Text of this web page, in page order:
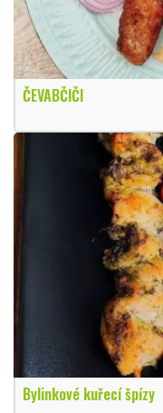
ČEVABČIČI
Bylinkové kuřecí špízy